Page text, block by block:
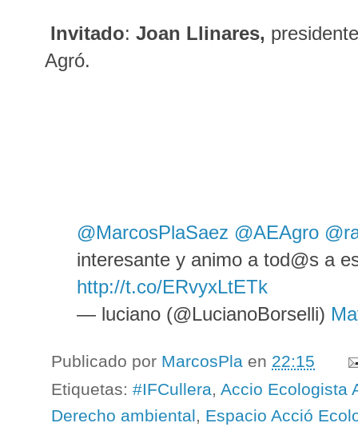
Invitado: Joan Llinares,
Agró.
@MarcosPlaSaez @AEAgro
interesante y animo a tod@s a
http://t.co/ERvyxLtETk
— luciano (@LucianoBorselli)
Publicado por MarcosPla en 22:15
Etiquetas: #IFCullera, Accio Ecologista
Derecho ambiental, Espacio Acció